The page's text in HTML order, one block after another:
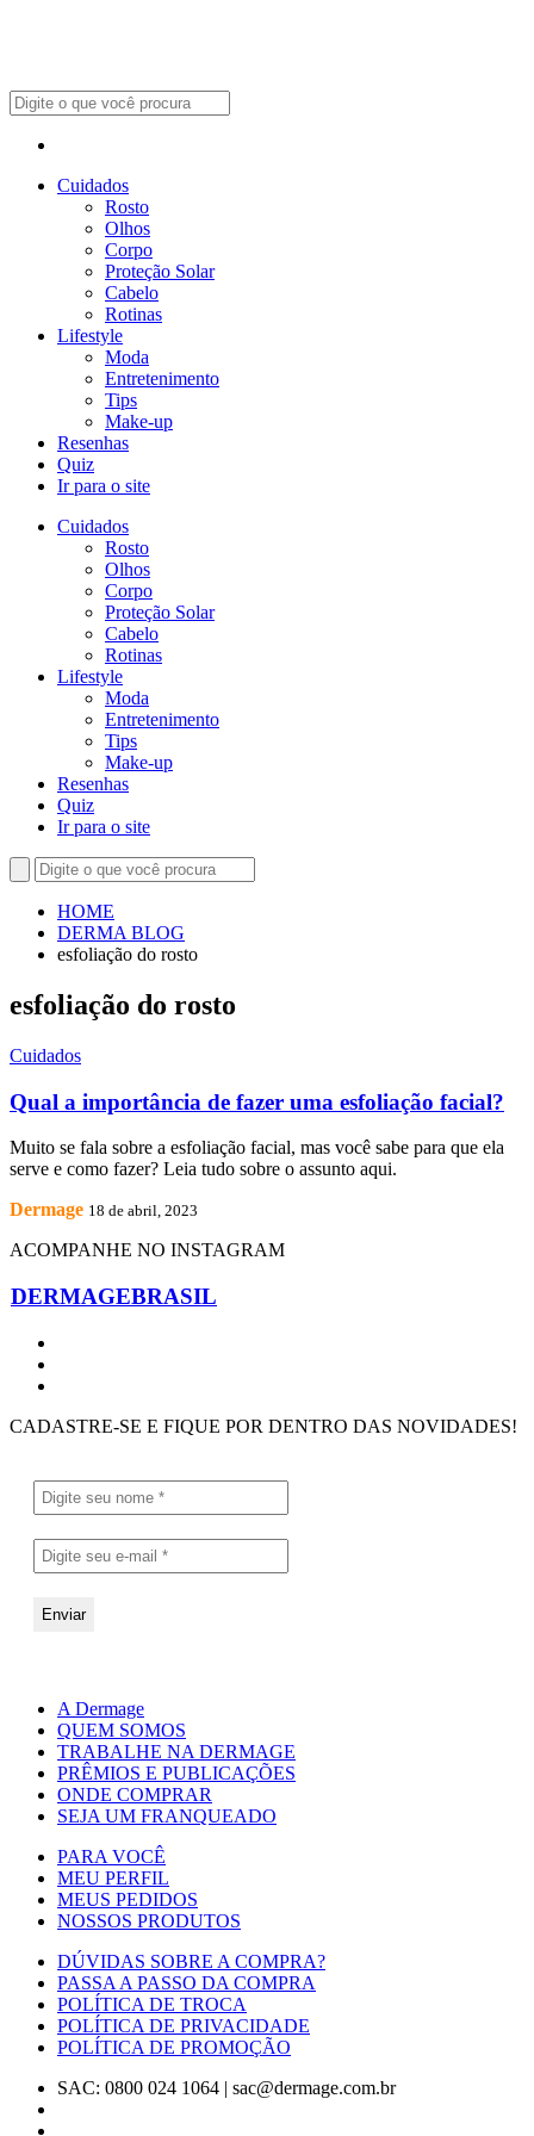
Cuidados
Rosto
Olhos
Corpo
Proteção Solar
Cabelo
Rotinas
Lifestyle
Moda
Entretenimento
Tips
Make-up
Resenhas
Quiz
Ir para o site
Cuidados
Rosto
Olhos
Corpo
Proteção Solar
Cabelo
Rotinas
Lifestyle
Moda
Entretenimento
Tips
Make-up
Resenhas
Quiz
Ir para o site
HOME
DERMA BLOG
esfoliação do rosto
esfoliação do rosto
Cuidados
Qual a importância de fazer uma esfoliação facial?
Muito se fala sobre a esfoliação facial, mas você sabe para que ela
serve e como fazer? Leia tudo sobre o assunto aqui.
Dermage 18 de abril, 2023
ACOMPANHE NO INSTAGRAM
DERMAGEBRASIL
CADASTRE-SE E FIQUE POR DENTRO DAS NOVIDADES!
A Dermage
QUEM SOMOS
TRABALHE NA DERMAGE
PRÊMIOS E PUBLICAÇÕES
ONDE COMPRAR
SEJA UM FRANQUEADO
PARA VOCÊ
MEU PERFIL
MEUS PEDIDOS
NOSSOS PRODUTOS
DÚVIDAS SOBRE A COMPRA?
PASSA A PASSO DA COMPRA
POLÍTICA DE TROCA
POLÍTICA DE PRIVACIDADE
POLÍTICA DE PROMOÇÃO
SAC: 0800 024 1064 | sac@dermage.com.br